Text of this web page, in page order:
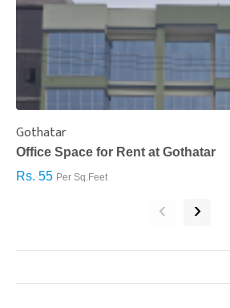
Gothatar
Office Space for Rent at Gothatar
Rs. 55 Per Sq.Feet
‹ ›